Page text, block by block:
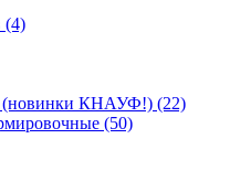
(4)
(новинки КНАУФ!) (22)
(50)